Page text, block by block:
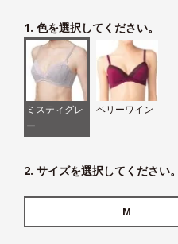
1. 色を選択してください。
ミスティグレ
ー
ベリーワイン
2. サイズを選択してください。
M